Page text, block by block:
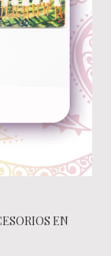
EN